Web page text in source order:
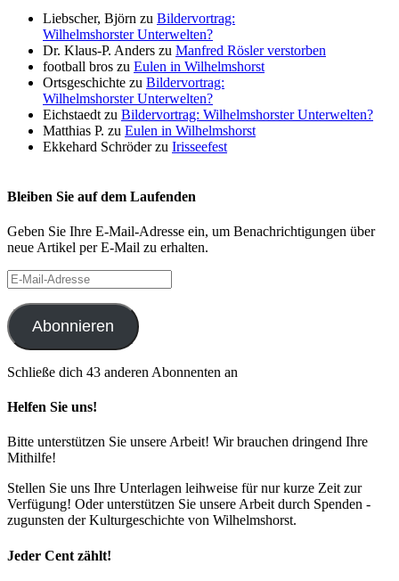
Liebscher, Björn zu Bildervortrag:
Wilhelmshorster Unterwelten?
Dr. Klaus-P. Anders zu Manfred Rösler verstorben
football bros zu Eulen in Wilhelmshorst
Ortsgeschichte zu Bildervortrag:
Wilhelmshorster Unterwelten?
Eichstaedt zu Bildervortrag: Wilhelmshorster Unterwelten?
Matthias P. zu Eulen in Wilhelmshorst
Ekkehard Schröderzu Irisseefest
Bleiben Sie auf dem Laufenden
Geben Sie Ihre E-Mail-Adresse ein, um Benachrichtigungen über
neue Artikel per E-Mail zu erhalten.
E-
Mail-
Adresse
Abonnieren
Schließe dich 43 anderen Abonnenten an
Helfen Sie uns!
Bitte unterstützen Sie unsere Arbeit! Wir brauchen dringend Ihre
Mithilfe!
Stellen Sie uns Ihre Unterlagen leihweise für nur kurze Zeit zur
Verfügung! Oder unterstützen Sie unsere Arbeit durch Spenden -
zugunsten der Kulturgeschichte von Wilhelmshorst.
Jeder Cent zählt!